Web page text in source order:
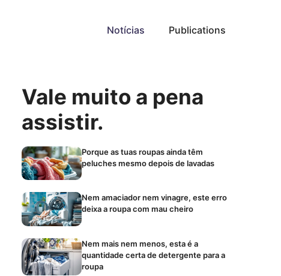
Notícias Publications
Vale muito a pena
assistir.
Porque as tuas roupas ainda têm
peluches mesmo depois de lavadas
Nem amaciador nem vinagre, este erro
deixa a roupa com mau cheiro
Nem mais nem menos, esta é a
quantidade certa de detergente para a
roupa